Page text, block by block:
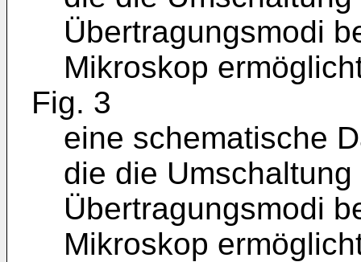
Übertragungsmodi
Mikroskop
Fig. 3
eine schematische
die die
Übertragungsmodi
Mikroskop